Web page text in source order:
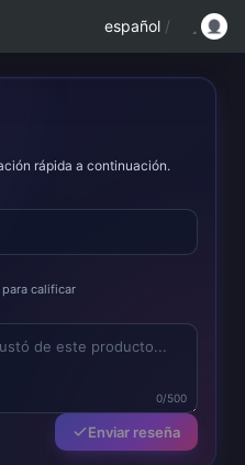
español /
rápida a continuación.
para calificar
0/500
Enviar reseña